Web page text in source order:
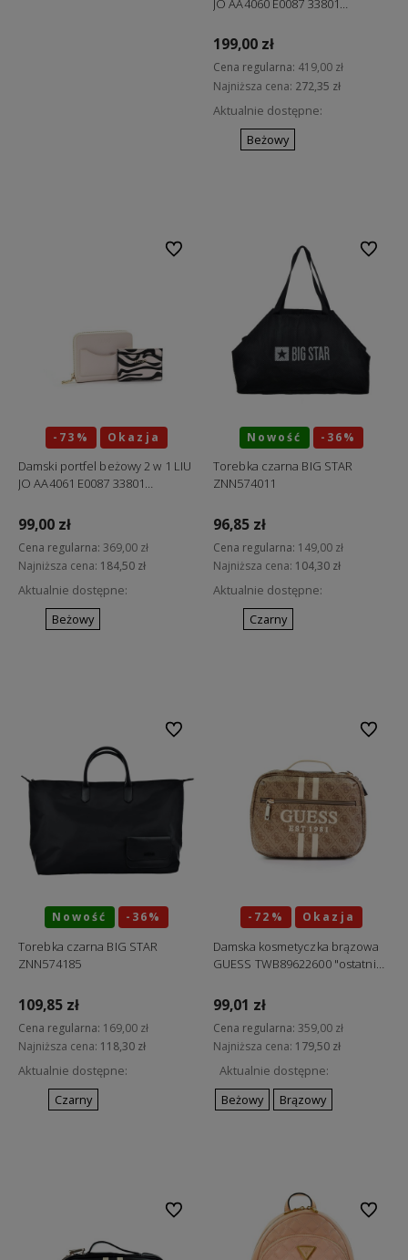
199,00 zł
Cena regularna: 419,00 zł
Najniższa cena: 272,35 zł
Aktualnie dostępne:
Beżowy
-73% Okazja
Damski portfel beżowy 2 w 1 LIU
JO AA4061 E0087 33801
99,00 zł
Cena regularna: 369,00 zł
Najniższa cena: 184,50 zł
Aktualnie dostępne:
Beżowy
Do ulubionych
-36%
Okazja
Nowość
Torebka czarna BIG STAR
ZNN574011
96,85 zł
Cena regularna: 149,00 zł
Najniższa cena: 104,30 zł
Aktualnie dostępne:
Czarny
Do
-36%
Okazja
Nowość
Torebka czarna BIG STAR
ZNN574185
109,85 zł
Cena regularna: 169,00 zł
Najniższa cena: 118,30 zł
Aktualnie dostępne:
Czarny
Do ulubionych
-72% Okazja
Damska kosmetyczka brązowa
GUESS TWB89622600 "ostatnie
99,01 zł
Cena regularna: 359,00 zł
Najniższa cena: 179,50 zł
Aktualnie dostępne:
Beżowy
Brązowy
Do
Do ulubionych Do